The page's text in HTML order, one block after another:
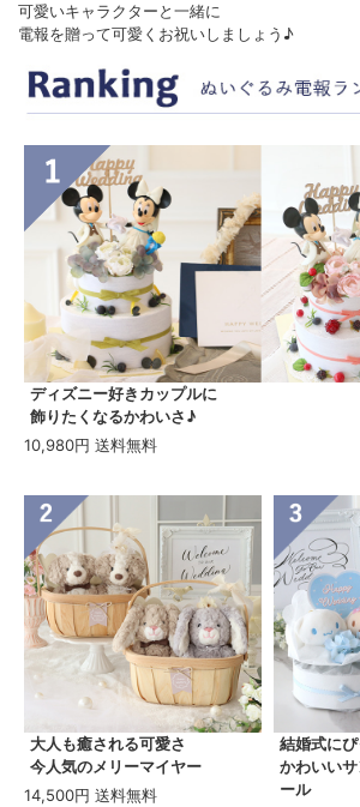
可愛いキャラクターと一緒に
電報を贈って可愛くお祝いしましょう♪
ディズニー好きカップルに
飾りたくなるかわいさ♪
10,980円 送料無料
大人も癒される可愛さ
今人気のメリーマイヤー
14,500円 送料無料
結婚式に
かわいい
ール